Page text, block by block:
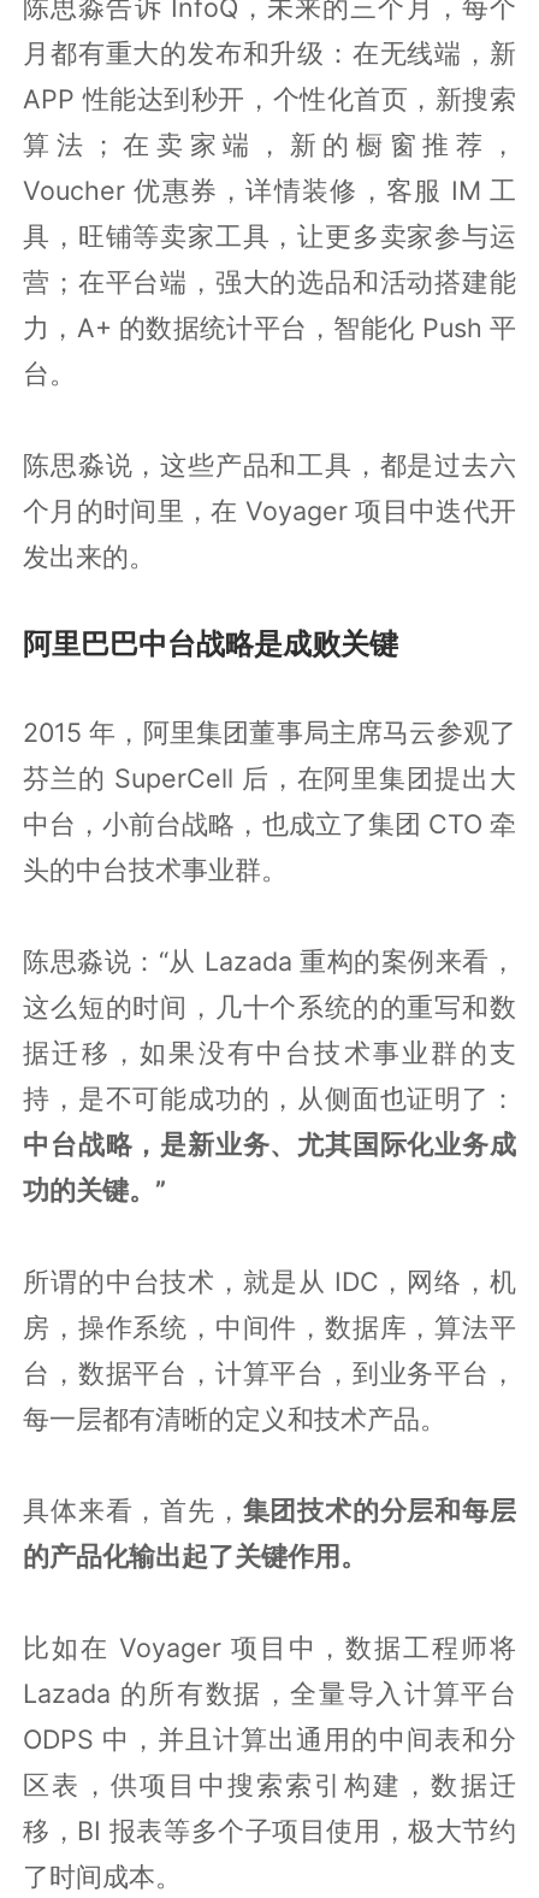
陈思淼告诉 InfoQ，未来的三个月，每个
月都有重大的发布和升级：在无线端，新
APP 性能达到秒开，个性化首页，新搜索
算法；在卖家端，新的橱窗推荐，
Voucher 优惠券，详情装修，客服 IM 工
具，旺铺等卖家工具，让更多卖家参与运
营；在平台端，强大的选品和活动搭建能
力，A+ 的数据统计平台，智能化 Push 平
台。
陈思淼说，这些产品和工具，都是过去六
个月的时间里，在 Voyager 项目中迭代开
发出来的。
阿里巴巴中台战略是成败关键
2015 年，阿里集团董事局主席马云参观了
芬兰的 SuperCell 后，在阿里集团提出大
中台，小前台战略，也成立了集团 CTO 牵
头的中台技术事业群。
陈思淼说：“从 Lazada 重构的案例来看，
这么短的时间，几十个系统的的重写和数
据迁移，如果没有中台技术事业群的支
持，是不可能成功的，从侧面也证明了：
中台战略，是新业务、尤其国际化业务成
功的关键。”
所谓的中台技术，就是从 IDC，网络，机
房，操作系统，中间件，数据库，算法平
台，数据平台，计算平台，到业务平台，
每一层都有清晰的定义和技术产品。
具体来看，首先， 集团技术的分层和每层
的产品化输出起了关键作用。
比如在 Voyager 项目中，数据工程师将
Lazada 的所有数据，全量导入计算平台
ODPS 中，并且计算出通用的中间表和分
区表，供项目中搜索索引构建，数据迁
移，BI 报表等多个子项目使用，极大节约
了时间成本。